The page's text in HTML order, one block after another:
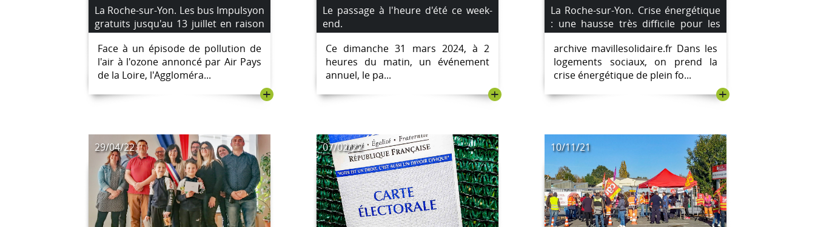
La Roche-sur-Yon. Les bus Impulsyon
gratuits jusqu'au 13 juillet en raison
d'un pic de pollution à l'ozone
Face à un épisode de pollution de
l'air à l'ozone annoncé par Air Pays
de la Loire, l'Aggloméra...
+
Le passage à l'heure d'été ce week-
end.
Ce dimanche 31 mars 2024, à 2
heures du matin, un événement
annuel, le pa...
+
La Roche-sur-Yon. Crise énergétique
: une hausse très difficile pour les
locataires.
archive mavillesolidaire.fr Dans les
logements sociaux, on prend la
crise énergétique de plein fo...
+
29/04/22 07/02/22 10/11/21